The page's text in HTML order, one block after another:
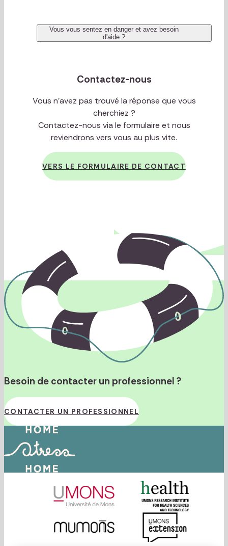
Vous n'êtes pas
Je me teste
Je m’informe
Jeunes enfants
Adultes
Jeunes adultes
Je prends soin de
Ressources pour aider
Vous vous sentez en danger et avez besoin
d'aide ?
Contactez-nous
Vous n’avez pas trouvé la réponse que vous
cherchiez ?
Contactez-nous via le formulaire et nous
reviendrons vers vous au plus vite.
VERS LE FORMULAIRE DE CONTACT
Besoin de contacter un professionnel ?
CONTACTER UN PROFESSIONNEL